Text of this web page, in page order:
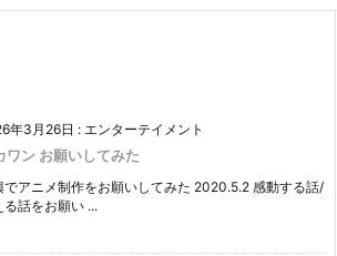
年3月26日 : エンターテイメント
ワン お願いしてみた
でアニメ制作をお願いしてみた 2020.5.2 感動する話/
る話をお願い ...